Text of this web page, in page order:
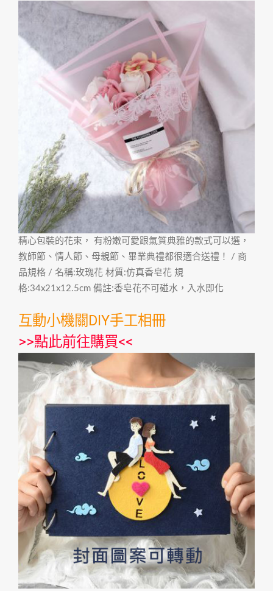
精心包裝的花束， 有粉嫩可愛跟氣質典雅的款式可以選，
教師節、情人節、母親節、畢業典禮都很適合送禮！ / 商
品規格 / 名稱:玫瑰花 材質:仿真香皂花 規
格:34x21x12.5cm 備註:香皂花不可碰水，入水即化
互動小機關DIY手工相冊
>>點此前往購買<<